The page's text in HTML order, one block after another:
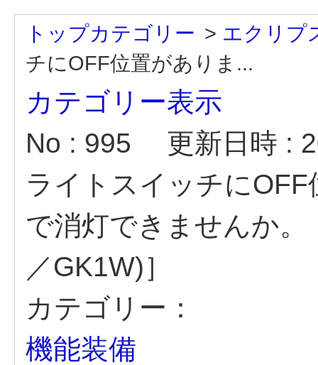
トップカテゴリー > エクリプ
チにOFF位置がありま...
カテゴリー表示
No : 995
更新日時 :
ライトスイッチに
で消灯できませんか
／GK1W)］
カテゴリー：
機能装備